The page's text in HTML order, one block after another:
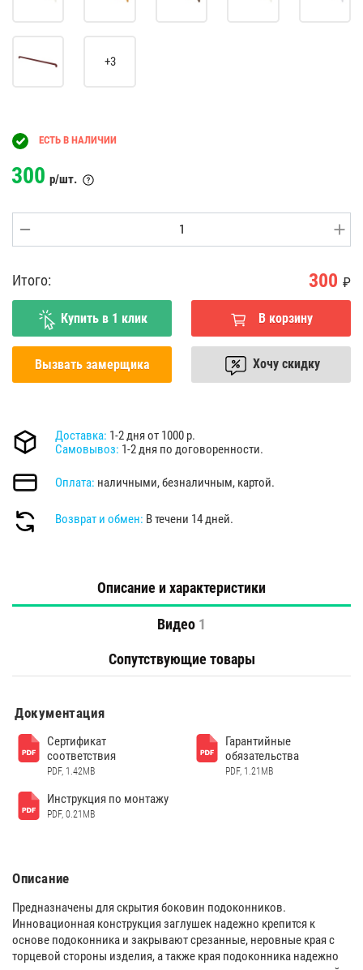
+3
ЕСТЬ В НАЛИЧИИ
300 р/шт.
Итого: 300 ₽
Купить в 1 клик В корзину
Вызвать замерщика Хочу скидку
Доставка: 1-2 дня от 1000 р.
Самовывоз: 1-2 дня по договоренности.
Оплата: наличными, безналичным, картой.
Возврат и обмен: В течени 14 дней.
Описание и характеристики
Видео 1
Сопутствующие товары
Документация
Сертификат
соответствия
PDF, 1.42MB
Гарантийные
обязательства
PDF, 1.21MB
Инструкция по монтажу
PDF, 0.21MB
Описание
Предназначены для скрытия боковин подоконников.
Инновационная конструкция заглушек надежно крепится к
основе подоконника и закрывают срезанные, неровные края с
торцевой стороны изделия, а также края подоконника надежно